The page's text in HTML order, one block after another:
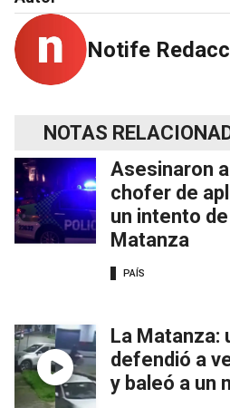
Notife
NOTAS
Asesinaron
chofer de
un intento
Matanza
PAÍS
La Matanza:
defendió a
y baleó a un